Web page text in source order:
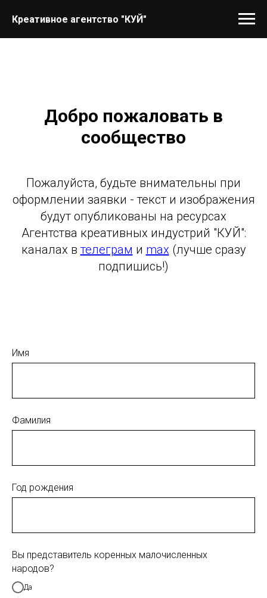
Креативное агентство "КУЙ"
Добро пожаловать в
сообщество
Пожалуйста, будьте внимательны при
оформлении заявки - текст и изображения
будут опубликованы на ресурсах
Агентства креативных индустрий "КУЙ":
каналах в телеграм и max (лучше сразу
подпишись!)
Имя
Фамилия
Год рождения
Вы представитель коренных малочисленных
народов?
Да